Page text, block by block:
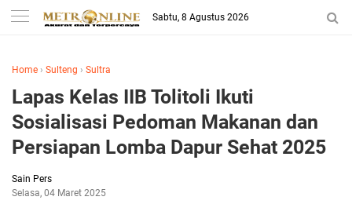
Sabtu, 8 Agustus 2026
Home › Sulteng › Sultra
Lapas Kelas IIB Tolitoli Ikuti
Sosialisasi Pedoman Makanan dan
Persiapan Lomba Dapur Sehat 2025
Sain Pers
Selasa, 04 Maret 2025